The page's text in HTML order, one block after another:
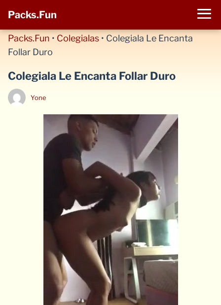
Packs.Fun
Packs.Fun • Colegialas • Colegiala Le Encanta
Follar Duro
Colegiala Le Encanta Follar Duro
Yone